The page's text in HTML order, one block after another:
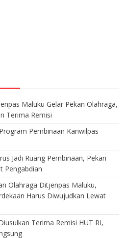
Maluku Gelar Pekan Olahraga,
Terima Remisi
Pembinaan Kanwilpas
Jadi Ruang Pembinaan, Pekan
Pengabdian
Olahraga Ditjenpas Maluku,
Harus Diwujudkan Lewat
Terima Remisi HUT RI,